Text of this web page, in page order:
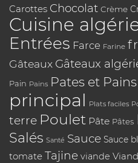
Carottes Chocolat Crème
Cuisine
Entrées Farce Farine
Gâteaux Gâteaux
Pain Pains Pates et Pains
principal Plats faciles
terre Poulet Pâte Pâtes
Salés Santé Sauce Sauce
tomate Tajine viande